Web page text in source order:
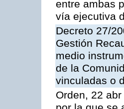
entre ambas
vía ejecutiva
Decreto 27/
Gestión
medio
de la
vinculadas o
Orden, 22